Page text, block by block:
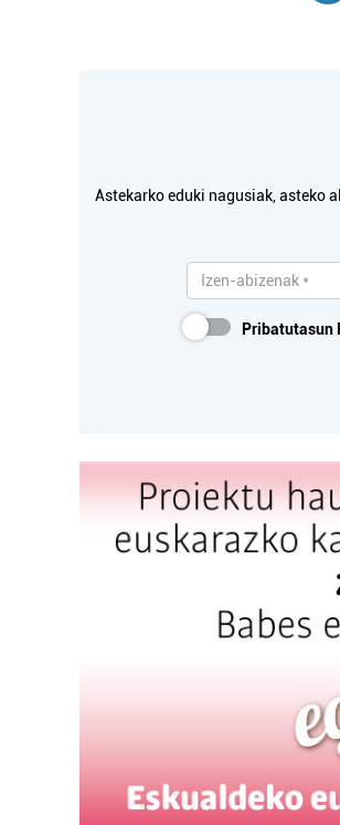
Astekarko eduki nagusiak, asteko
Pribatutasun